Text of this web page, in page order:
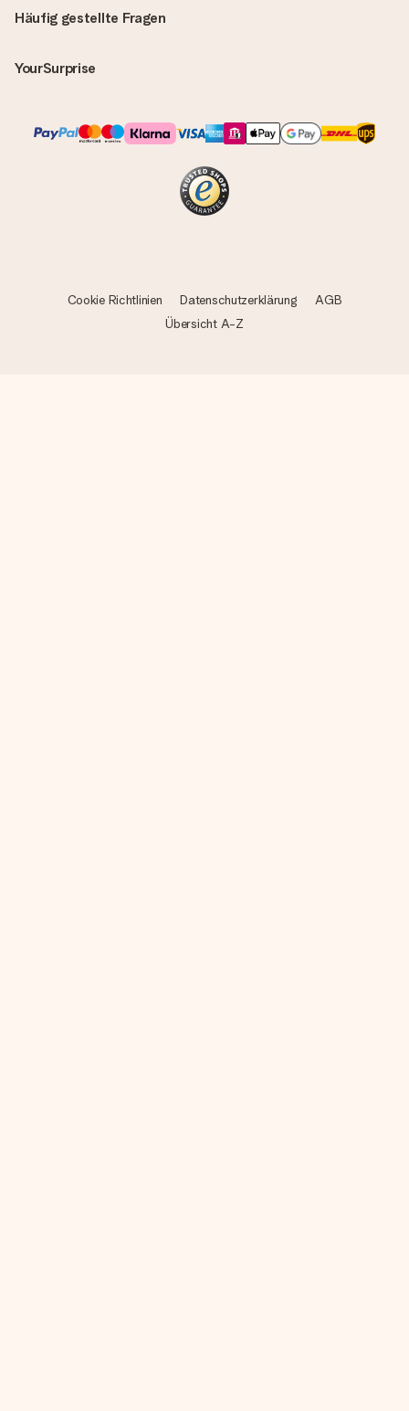
Häufig gestellte Fragen
YourSurprise
Cookie Richtlinien Datenschutzerklärung
AGB
Übersicht A-Z